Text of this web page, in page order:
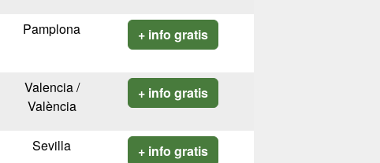
Pamplona + info gratis
Valencia /
València
+ info gratis
Sevilla + info gratis